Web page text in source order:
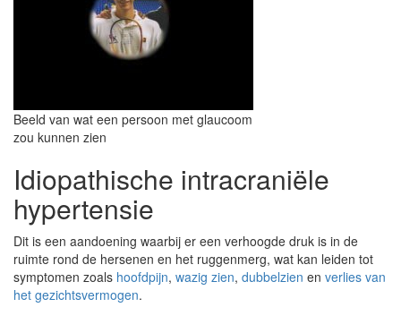
Beeld van wat een persoon met glaucoom
zou kunnen zien
Idiopathische intracraniële
hypertensie
Dit is een aandoening waarbij er een verhoogde druk is in de
ruimte rond de hersenen en het ruggenmerg, wat kan leiden tot
symptomen zoals hoofdpijn, wazig zien, dubbelzien en verlies van
het gezichtsvermogen.